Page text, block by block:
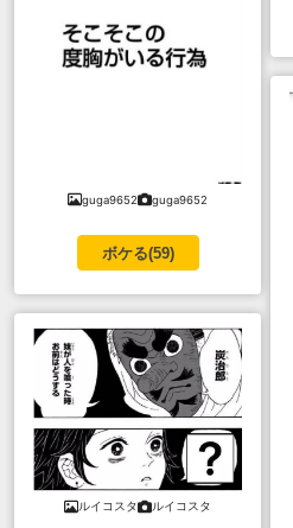
guga9652 guga9652
ボケる(59)
ルイコスタ ルイコスタ